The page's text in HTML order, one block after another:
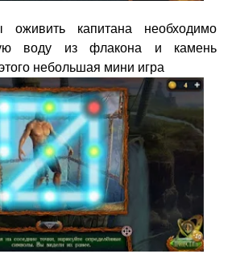
капитана необходимо
воду из флакона и камень
небольшая мини игра